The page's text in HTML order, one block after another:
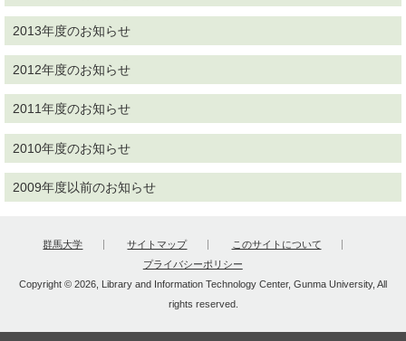
2013年度のお知らせ
2012年度のお知らせ
2011年度のお知らせ
2010年度のお知らせ
2009年度以前のお知らせ
群馬大学 サイトマップ
このサイトについて
プライバシーポリシー
Copyright © 2026, Library and Information Technology Center, Gunma University, All
rights reserved.